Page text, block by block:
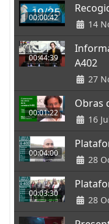
00:00:42
14
00:44:39
A402
27
00:01:22
Obras
16
00:04:00
28
00:03:30
28